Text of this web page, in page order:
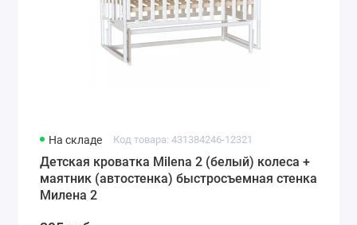
На складе Код товара: 431384246-12321
Детская кроватка Milena 2 (белый) колеса +
маятник (автостенка) быстросъемная стенка
Милена 2